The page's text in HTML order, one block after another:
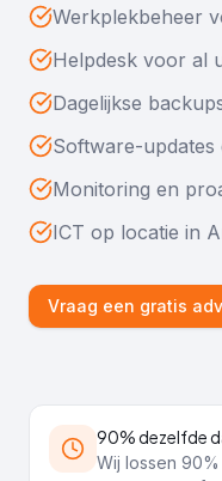
Werkplekbeheer
Helpdesk voor al
Dagelijkse
Software-
Monitoring en
ICT op locatie in
Vraag een gratis
90% dezelfde
Wij lossen